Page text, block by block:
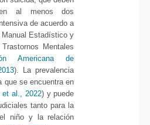
al menos dos
de acuerdo a
Estadístico y
Mentales
Americana de
). La prevalencia
que se encuentra en
et al., 2022) y puede
tanto para la
niño y la relación